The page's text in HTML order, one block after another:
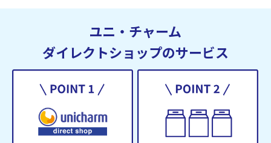
ユニ・チャーム
ダイレクトショップのサービス